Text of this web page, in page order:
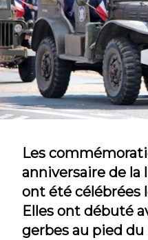
Les
anniversaire de la
ont été célébrées
Elles ont débuté
gerbes au pied